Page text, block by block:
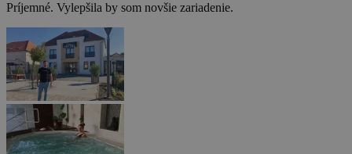
Príjemné. Vylepšila by som novšie zariadenie.